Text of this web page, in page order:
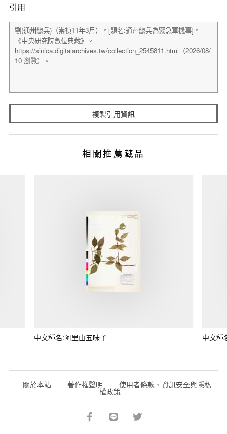
引用
複製引用資訊
相關推薦藏品
中文種名:阿里山五味子 中文種
關於本站 著作權聲明 使用者條款、資訊安全與隱私
權政策